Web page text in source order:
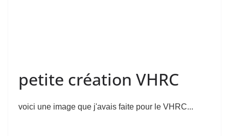
petite création VHRC
voici une image que j'avais faite pour le VHRC...